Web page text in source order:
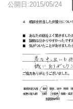
公開日:2015/05/24